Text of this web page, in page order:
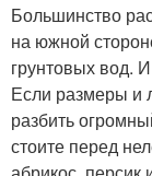
Большинство
на южной
грунтовых вод.
Если размеры и
разбить
стоите перед